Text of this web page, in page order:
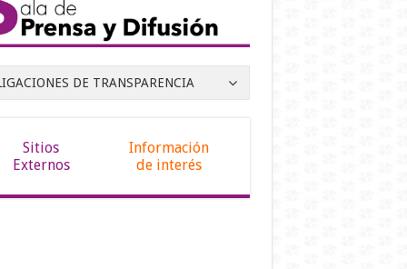
DE TRANSPARENCIA
Sitios
Externos
Información
de interés